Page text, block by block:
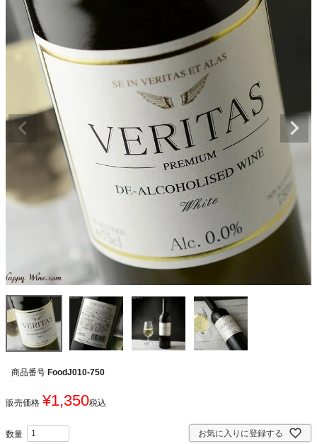
商品番号 FoodJ010-750
販売価格 ¥1,350税込
お気に入りに登録する